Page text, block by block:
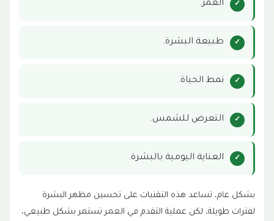
العمر.
طبيعة البشرة.
نمط الحياة.
التعرض للشمس.
العناية اليومية بالبشرة.
بشكل عام، تساعد هذه التقنيات على تحسين مظهر البشرة
لفترات طويلة، لكن عملية التقدم في العمر تستمر بشكل طبيعي،